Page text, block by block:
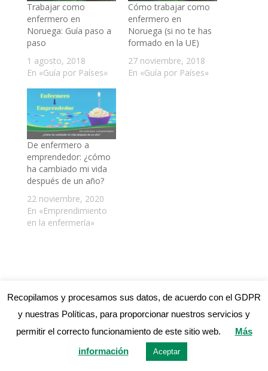
Trabajar como
enfermero en
Noruega: Guía paso a
paso
1 agosto, 2018
En «Guía por Países»
Cómo trabajar como
enfermero en
Noruega (si no te has
formado en la UE)
27 noviembre, 2018
En «Guía por Países»
De enfermero a
emprendedor: ¿cómo
ha cambiado mi vida
después de un año?
22 noviembre, 2020
En «Emprendimiento
en la enfermería»
6 COMENTARIOS
Geraldine Arias
el 11 septiembre, 2019 a las
Recopilamos y procesamos sus datos, de acuerdo con el GDPR
y nuestras Políticas, para proporcionar nuestros servicios y
permitir el correcto funcionamiento de este sitio web.
Más
información
Aceptar